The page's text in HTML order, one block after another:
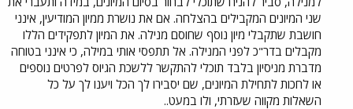
שני המיונים המקבילים בהצלחה. אם את נושרת ממיון המודיעין, אינני
חושבת שתקבלי מיון נוסף שחוסם מנילה. את המיון לתפקידים הללו
מקבלים בדר"כ לפני המנילה. אל תתפסי אותי במילה, כי אינני בטוחה
מדברת מניסיון בלבד תוכלי להתקשר ללשכת הגיוס לפרטים נוספים
או לחכות לתחילת המיונים, שם יסבירו לך הכל ויענו לך על כל
השאלות מקווה שעזרתי, ולו במעט..